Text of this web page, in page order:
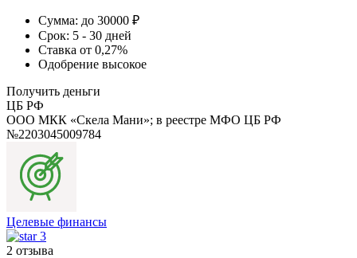
Сумма: до 30000 ₽
Срок: 5 - 30 дней
Ставка от 0,27%
Одобрение высокое
Получить деньги
ЦБ РФ
ООО МКК «Скела Мани»; в реестре МФО ЦБ РФ
№2203045009784
Целевые финансы
3
2 отзыва